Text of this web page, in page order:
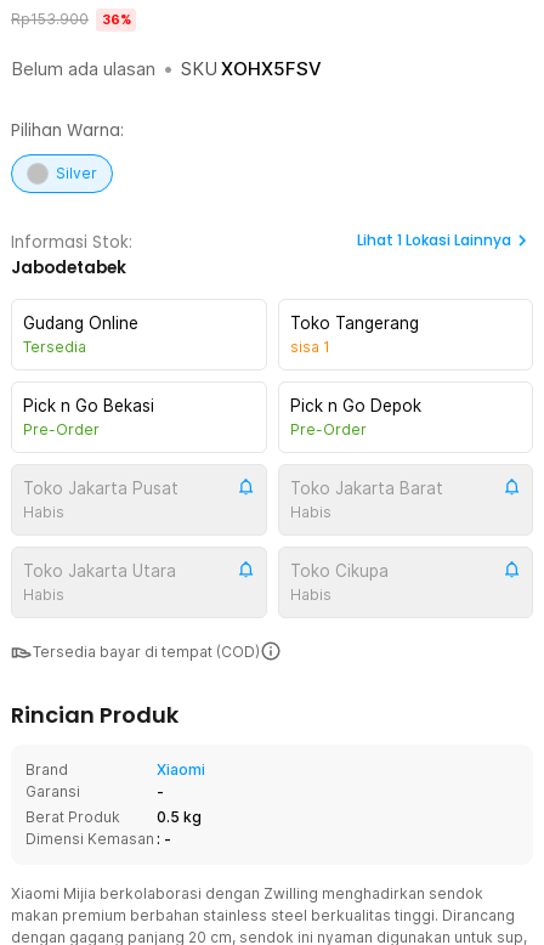
Belum ada ulasan • SKU XOHX5FSV
Rp153.900 36%
Pilihan Warna:
Silver
Informasi Stok:
Jabodetabek
Lihat 1Lokasi Lainnya
Gudang Online
Tersedia
Toko Tangerang
sisa 1
Pick n Go Bekasi
Pre-Order
Pick n Go Depok
Pre-Order
Toko Jakarta Pusat
Habis
Toko Jakarta Barat
Habis
Toko Jakarta Utara
Habis
Toko Cikupa
Habis
Tersedia bayar di tempat (COD)
Rincian Produk
Brand
Xiaomi
Garansi
-
Berat Produk
0.5 kg
Dimensi Kemasan : -
Xiaomi Mijia berkolaborasi dengan Zwilling menghadirkan sendok
makan premium berbahan stainless steel berkualitas tinggi. Dirancang
dengan gagang panjang 20 cm, sendok ini nyaman digunakan untuk sup,